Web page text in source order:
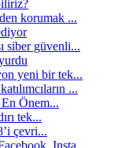
korumak ...
siber güvenli...
yeni bir tek...
...
Önem...
tek...
çevri...
Insta...